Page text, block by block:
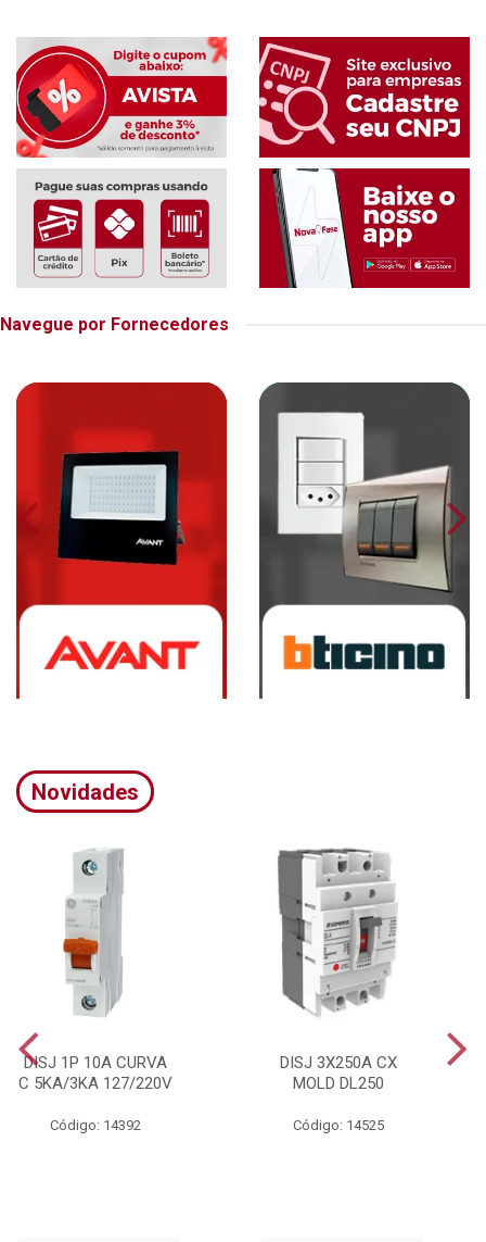
Navegue por Fornecedores
Novidades
DISJ 1P 10A CURVA
C 5KA/3KA 127/220V
Código: 14392
DISJ 3X250A CX
MOLD DL250
Código: 14525